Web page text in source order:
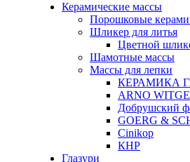
Керамические массы
Порошковые
Шликер для литья
Цветной
Шамотные массы
Массы для лепки
КЕРАМИКА
ARNO
Добрушский
GOERG &
Cinikop
КНР
Глазури